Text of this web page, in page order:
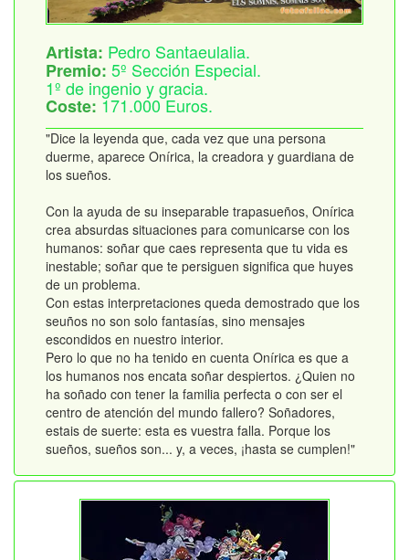
Artista: Pedro Santaeulalia.
Premio: 5º Sección Especial.
1º de ingenio y gracia.
Coste: 171.000 Euros.
"Dice la leyenda que, cada vez que una persona
duerme, aparece Onírica, la creadora y guardiana de
los sueños.
Con la ayuda de su inseparable trapasueños, Onírica
crea absurdas situaciones para comunicarse con los
humanos: soñar que caes representa que tu vida es
inestable; soñar que te persiguen significa que huyes
de un problema.
Con estas interpretaciones queda demostrado que los
seuños no son solo fantasías, sino mensajes
escondidos en nuestro interior.
Pero lo que no ha tenido en cuenta Onírica es que a
los humanos nos encata soñar despiertos. ¿Quien no
ha soñado con tener la familia perfecta o con ser el
centro de atención del mundo fallero? Soñadores,
estais de suerte: esta es vuestra falla. Porque los
sueños, sueños son... y, a veces, ¡hasta se cumplen!"